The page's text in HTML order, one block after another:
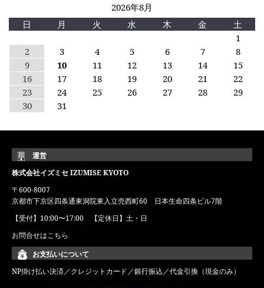
2026年8月
日
月 火 水 木 金
土
1
2
3 4 5 6 7
8
9
10 11 12 13 14
15
16
17 18 19 20 21
22
23
24 25 26 27 28
29
30
31
運営
株式会社イズミセ IZUMISE KYOTO
〒600-8007
京都市下京区四条通東洞院東入立売西町60 日本生命四条ビル7階
【受付】10:00〜17:00 【定休日】土・日
お問合せはこちら
お支払いについて
NP掛け払い決済／クレジットカード／銀行振込／代金引換（現金のみ）